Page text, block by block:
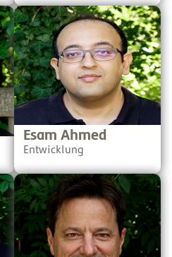
Als sprachenbegeisterter
Japanologe,
Politikwissenschaftler und
Programmierer mit einem
Faible für Spiele ergänzt
Esam nicht nur unser
Entwickler*innen-Team,
sondern unterstützt auch als
Allrounder in allen
möglichen Bereichen.
Esam Ahmed
Entwicklung
Hagen wollte schon immer
wissen, wie etwas
funktioniert und es dann
selber machen. Da war es
nur logisch, dass er sich
schon in jungen Jahren mit
Softwareentwicklung